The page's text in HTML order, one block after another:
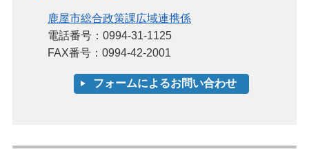
鹿屋市総合政策課広域連携係
電話番号：0994-31-1125
FAX番号：0994-42-2001